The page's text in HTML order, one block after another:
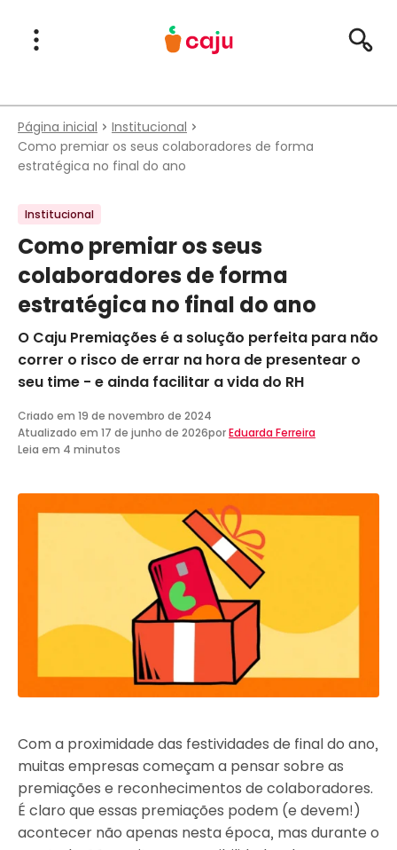
Menu Principal
Abrir Menu
Página inicial
Institucional
Como premiar os seus colaboradores de forma
estratégica no final do ano
Institucional
Como premiar os seus
colaboradores de forma
estratégica no final do ano
O Caju Premiações é a solução perfeita para não
correr o risco de errar na hora de presentear o
seu time - e ainda facilitar a vida do RH
Criado em 19 de novembro de 2024
Atualizado em 17 de junho de 2026porEduarda Ferreira
Leia em 4 minutos
Com a proximidade das festividades de final do ano,
muitas empresas começam a pensar sobre as
premiações e reconhecimentos de colaboradores.
É claro que essas premiações podem (e devem!)
acontecer não apenas nesta época, mas durante o